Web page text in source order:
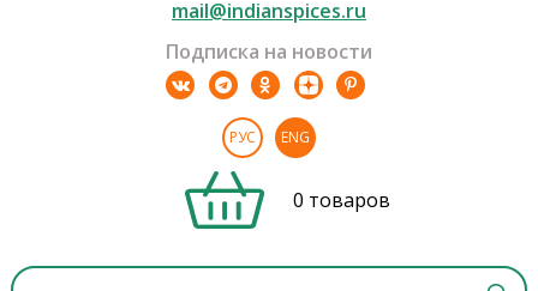
mail@indianspices.ru
Подписка на новости
РУС ENG
0 товаров